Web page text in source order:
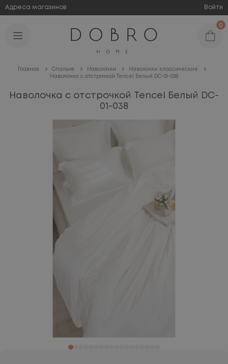
Адреса магазинов Войти
0
Главная Спальня Наволочки
Наволочки классические
Наволочка с отстрочкой Tencel Белый DC-01-038
Наволочка с отстрочкой Tencel Белый DC-
01-038